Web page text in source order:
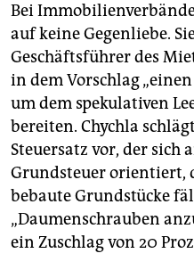
Bei
auf keine Gegenliebe.
Geschäftsführer des
in dem Vorschlag
um dem spekulativen
bereiten. Chychla
Steuersatz vor, der sich
Grundsteuer orientiert,
bebaute Grundstücke
„Daumenschrauben
ein Zuschlag von 20